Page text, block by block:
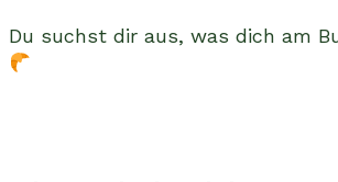
Du suchst dir aus, was dich am